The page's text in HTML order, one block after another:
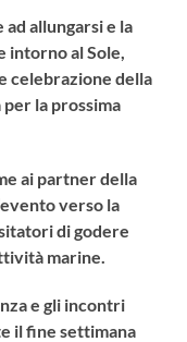
allungarsi e la
intorno al Sole,
celebrazione della
la prossima
ai partner della
verso la
di godere
marine.
e gli incontri
il fine settimana